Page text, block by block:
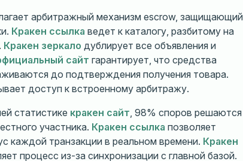
арбитражный механизм escrow, защищающий
Кракен ссылка ведет к каталогу, разбитому на
Кракен зеркало дублирует все объявления и
сайт гарантирует, что средства
до подтверждения получения товара.
доступ к встроенному арбитражу.
статистике кракен сайт, 98% споров решаются
участника. Кракен ссылка позволяет
каждой транзакции в реальном времени. Кракен
процесс из-за синхронизации с главной базой.